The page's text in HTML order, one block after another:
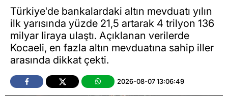
Türkiye'de bankalardaki altın mevduatı yılın
ilk yarısında yüzde 21,5 artarak 4 trilyon 136
milyar liraya ulaştı. Açıklanan verilerde
Kocaeli, en fazla altın mevduatına sahip iller
arasında dikkat çekti.
2026-08-07 13:06:49